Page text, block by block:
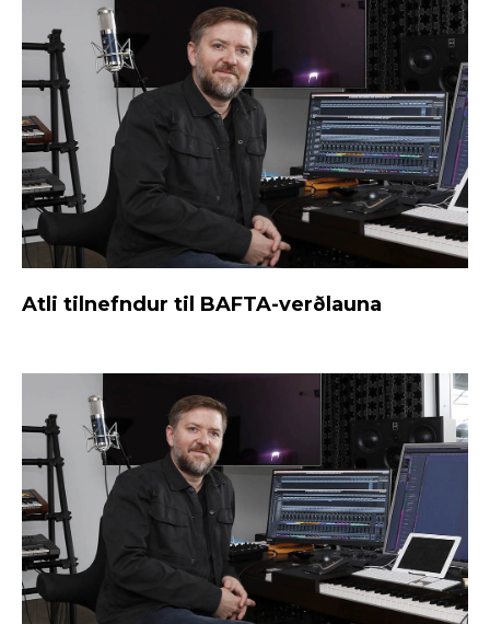
Atli tilnefndur til BAFTA-verðlauna